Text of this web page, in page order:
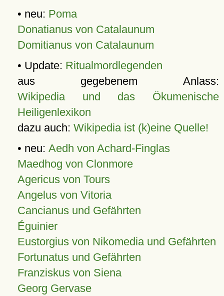
• neu: Poma
Donatianus von Catalaunum
Domitianus von Catalaunum
• Update: Ritualmordlegenden
aus gegebenem Anlass:
Wikipedia und das Ökumenische
Heiligenlexikon
dazu auch: Wikipedia ist (k)eine Quelle!
• neu: Aedh von Achard-Finglas
Maedhog von Clonmore
Agericus von Tours
Angelus von Vitoria
Cancianus und Gefährten
Éguinier
Eustorgius von Nikomedia und Gefährten
Fortunatus und Gefährten
Franziskus von Siena
Georg Gervase